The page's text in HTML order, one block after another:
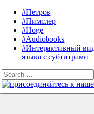
content
Listening
English
Audiobooks
English,
Petrov
English
#Петров
#Пимслер
#Hoge
#Audiobooks
#Интерактивный
языка с субтитрами
Search
for: